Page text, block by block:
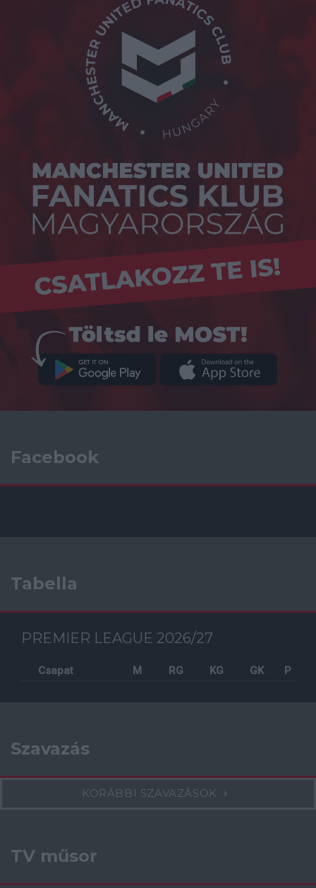
Facebook
Tabella
PREMIER LEAGUE 2026/27
Csapat M RG KG GK P
Szavazás
KORÁBBI SZAVAZÁSOK
TV műsor